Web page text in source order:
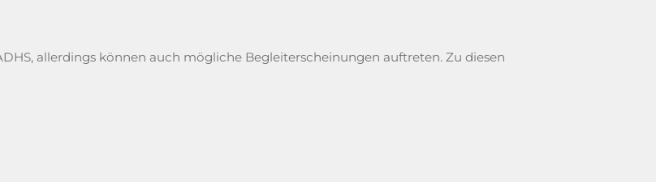
allerdings können auch mögliche Begleiterscheinungen auftreten. Zu diesen